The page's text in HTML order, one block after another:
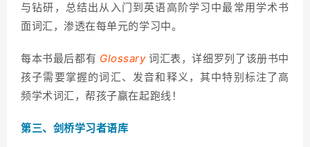
与钻研，总结出从入门到英语高阶学习中最常用学术书
面词汇，渗透在每单元的学习中。
每本书最后都有 Glossary 词汇表，详细罗列了该册书中
孩子需要掌握的词汇、发音和释义，其中特别标注了高
频学术词汇，帮孩子赢在起跑线！
第三、剑桥学习者语库